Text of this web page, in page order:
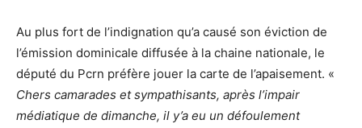
Au plus fort de l’indignation qu’a causé son éviction de
l’émission dominicale diffusée à la chaine nationale, le
député du Pcrn préfère jouer la carte de l’apaisement. «
Chers camarades et sympathisants, après l’impair
médiatique de dimanche, il y’a eu un défoulement